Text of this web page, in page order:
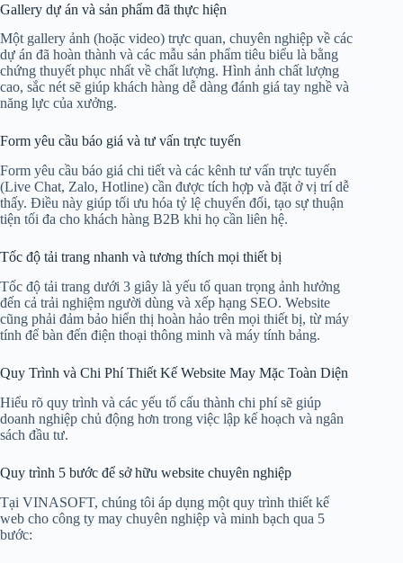
Gallery dự án và sản phẩm đã thực hiện
Một gallery ảnh (hoặc video) trực quan, chuyên nghiệp về các
dự án đã hoàn thành và các mẫu sản phẩm tiêu biểu là bằng
chứng thuyết phục nhất về chất lượng. Hình ảnh chất lượng
cao, sắc nét sẽ giúp khách hàng dễ dàng đánh giá tay nghề và
năng lực của xưởng.
Form yêu cầu báo giá và tư vấn trực tuyến
Form yêu cầu báo giá chi tiết và các kênh tư vấn trực tuyến
(Live Chat, Zalo, Hotline) cần được tích hợp và đặt ở vị trí dễ
thấy. Điều này giúp tối ưu hóa tỷ lệ chuyển đổi, tạo sự thuận
tiện tối đa cho khách hàng B2B khi họ cần liên hệ.
Tốc độ tải trang nhanh và tương thích mọi thiết bị
Tốc độ tải trang dưới 3 giây là yếu tố quan trọng ảnh hưởng
đến cả trải nghiệm người dùng và xếp hạng SEO. Website
cũng phải đảm bảo hiển thị hoàn hảo trên mọi thiết bị, từ máy
tính để bàn đến điện thoại thông minh và máy tính bảng.
Quy Trình và Chi Phí Thiết Kế Website May Mặc Toàn Diện
Hiểu rõ quy trình và các yếu tố cấu thành chi phí sẽ giúp
doanh nghiệp chủ động hơn trong việc lập kế hoạch và ngân
sách đầu tư.
Quy trình 5 bước để sở hữu website chuyên nghiệp
Tại VINASOFT, chúng tôi áp dụng một quy trình thiết kế
web cho công ty may chuyên nghiệp và minh bạch qua 5
bước: